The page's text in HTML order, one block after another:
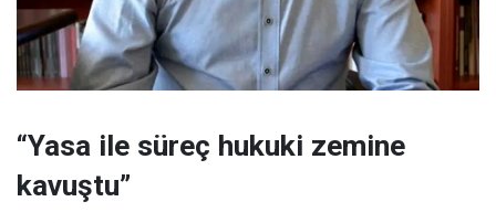
“Yasa ile süreç hukuki zemine
kavuştu”